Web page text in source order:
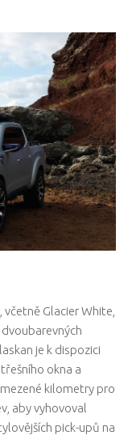
Glacier White,
je k dispozici
okna a
kilometry pro
aby vyhovoval
pick-upů na